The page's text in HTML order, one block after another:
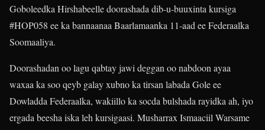
Goboleedka Hirshabeelle doorashada dib-u-buuxinta kursiga
#HOP058 ee ka bannaanaa Baarlamaanka 11-aad ee Federaalka
Soomaaliya.
Doorashadan oo lagu qabtay jawi deggan oo nabdoon ayaa
waxaa ka soo qeyb galay xubno ka tirsan labada Gole ee
Dowladda Federaalka, wakiillo ka socda bulshada rayidka ah, iyo
ergada beesha iska leh kursigaasi. Musharrax Ismaaciil Warsame